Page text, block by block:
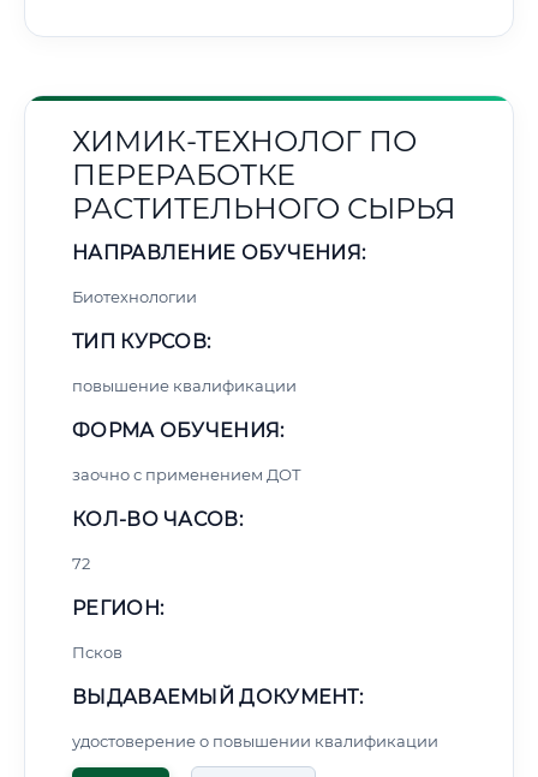
ХИМИК-ТЕХНОЛОГ ПО
ПЕРЕРАБОТКЕ
РАСТИТЕЛЬНОГО СЫРЬЯ
НАПРАВЛЕНИЕ ОБУЧЕНИЯ:
Биотехнологии
ТИП КУРСОВ:
повышение квалификации
ФОРМА ОБУЧЕНИЯ:
заочно с применением ДОТ
КОЛ-ВО ЧАСОВ:
72
РЕГИОН:
Псков
ВЫДАВАЕМЫЙ ДОКУМЕНТ:
удостоверение о повышении квалификации